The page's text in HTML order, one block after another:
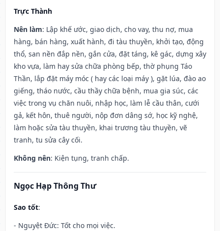
Trực Thành
Nên làm: Lập khế ước, giao dịch, cho vay, thu nợ, mua
hàng, bán hàng, xuất hành, đi tàu thuyền, khởi tạo, động
thổ, san nền đắp nền, gắn cửa, đặt táng, kê gác, dựng xây
kho vựa, làm hay sửa chữa phòng bếp, thờ phụng Táo
Thần, lắp đặt máy móc ( hay các loại máy ), gặt lúa, đào ao
giếng, tháo nước, cầu thầy chữa bệnh, mua gia súc, các
việc trong vụ chăn nuôi, nhập học, làm lễ cầu thân, cưới
gả, kết hôn, thuê người, nộp đơn dâng sớ, học kỹ nghệ,
làm hoặc sửa tàu thuyền, khai trương tàu thuyền, vẽ
tranh, tu sửa cây cối.
Không nên: Kiện tụng, tranh chấp.
Ngọc Hạp Thông Thư
Sao tốt:
- Nguyệt Đức: Tốt cho mọi việc.